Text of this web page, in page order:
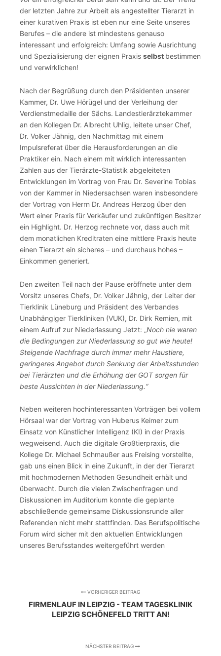
der letzten Jahre zur Arbeit als angestellter Tierarzt in
einer kurativen Praxis ist eben nur eine Seite unseres
Berufes – die andere ist mindestens genauso
interessant und erfolgreich: Umfang sowie Ausrichtung
und Spezialisierung der eignen Praxis selbst bestimmen
und verwirklichen!
Nach der Begrüßung durch den Präsidenten unserer
Kammer, Dr. Uwe Hörügel und der Verleihung der
Verdienstmedaille der Sächs. Landestierärztekammer
an den Kollegen Dr. Albrecht Uhlig, leitete unser Chef,
Dr. Volker Jähnig, den Nachmittag mit einem
Impulsreferat über die Herausforderungen an die
Praktiker ein. Nach einem mit wirklich interessanten
Zahlen aus der Tierärzte-Statistik abgeleiteten
Entwicklungen im Vortrag von Frau Dr. Severine Tobias
von der Kammer in Niedersachsen waren insbesondere
der Vortrag von Herrn Dr. Andreas Herzog über den
Wert einer Praxis für Verkäufer und zukünftigen Besitzer
ein Highlight. Dr. Herzog rechnete vor, dass auch mit
dem monatlichen Kreditraten eine mittlere Praxis heute
einen Tierarzt ein sicheres – und durchaus hohes –
Einkommen generiert.
Den zweiten Teil nach der Pause eröffnete unter dem
Vorsitz unseres Chefs, Dr. Volker Jähnig, der Leiter der
Tierklinik Lüneburg und Präsident des Verbandes
Unabhängiger Tierkliniken (VUK), Dr. Dirk Remien, mit
einem Aufruf zur Niederlassung Jetzt: „Noch nie waren
die Bedingungen zur Niederlassung so gut wie heute!
Steigende Nachfrage durch immer mehr Haustiere,
geringeres Angebot durch Senkung der Arbeitsstunden
bei Tierärzten und die Erhöhung der GOT sorgen für
beste Aussichten in der Niederlassung.“
Neben weiteren hochinteressanten Vorträgen bei vollem
Hörsaal war der Vortrag von Huberus Keimer zum
Einsatz von Künstlicher Intelligenz (KI) in der Praxis
wegweisend. Auch die digitale Großtierpraxis, die
Kollege Dr. Michael Schmaußer aus Freising vorstellte,
gab uns einen Blick in eine Zukunft, in der der Tierarzt
mit hochmodernen Methoden Gesundheit erhält und
überwacht. Durch die vielen Zwischenfragen und
Diskussionen im Auditorium konnte die geplante
abschließende gemeinsame Diskussionsrunde aller
Referenden nicht mehr stattfinden. Das Berufspolitische
Forum wird sicher mit den aktuellen Entwicklungen
unseres Berufsstandes weitergeführt werden
VORHERIGER BEITRAG
FIRMENLAUF IN LEIPZIG - TEAM TAGESKLINIK
LEIPZIG SCHÖNEFELD TRITT AN!
NÄCHSTER BEITRAG